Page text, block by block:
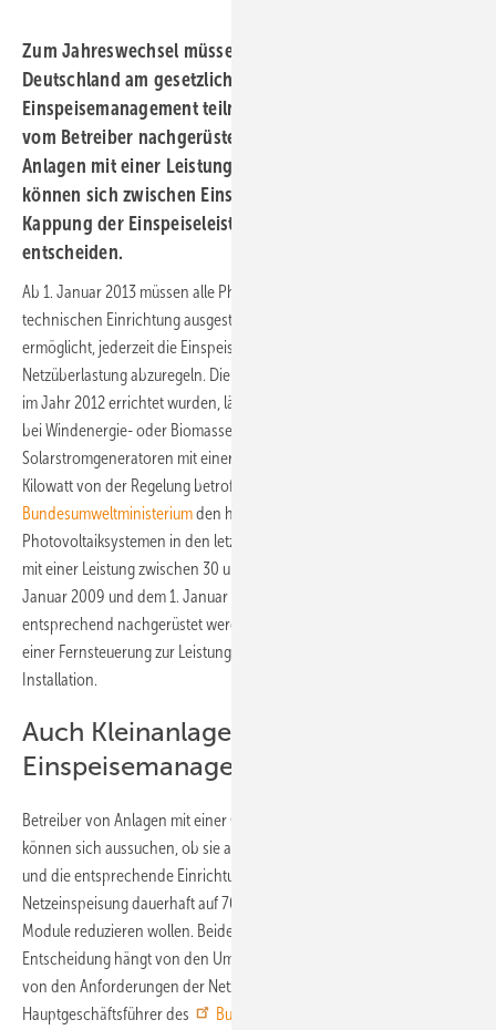
Zum Jahreswechsel müssen alle Photovoltaikanlagen in
Deutschland am gesetzlich vorgeschriebenen
Einspeisemanagement teilnehmen. Die Systeme müssen
vom Betreiber nachgerüstet werden. Betreiber von
Anlagen mit einer Leistung von weniger als 30 Kilowatt
können sich zwischen Einspeisemanagement und
Kappung der Einspeiseleistung auf 70 Prozent
entscheiden.
Ab 1. Januar 2013 müssen alle Photovoltaikanlagen mit einer
technischen Einrichtung ausgestattet sein, die es dem Netzbetreiber
ermöglicht, jederzeit die Einspeiseleistung einzelner Anlagen bei
Netzüberlastung abzuregeln. Die bisherige Schonfrist für Anlagen, die
im Jahr 2012 errichtet wurden, läuft in wenigen Tagen aus. Anders als
bei Windenergie- oder Biomasseanlagen, sind auch
Solarstromgeneratoren mit einer Leistung von weniger als 100
Kilowatt von der Regelung betroffen. Als Grund dafür nennt das
Bundesumweltministeriumden hohen Zubau von
Photovoltaiksystemen in den letzten Jahren. Solarstromgeneratoren
mit einer Leistung zwischen 30 und 100 Kilowatt, die zwischen dem 1.
Januar 2009 und dem 1. Januar 2012 errichtet wurden, müssen
entsprechend nachgerüstet werden. Seither ist die Ausrüstung mit
einer Fernsteuerung zur Leistungsabregelung Standard bei der
Installation.
Auch Kleinanlagen werden ins
Einspeisemanagement einbezogen
Betreiber von Anlagen mit einer Gesamtleistung bis zu 30 Kilowatt
können sich aussuchen, ob sie am Einspeisemanagement teilnehmen
und die entsprechende Einrichtung einbauen oder die
Netzeinspeisung dauerhaft auf 70 Prozent der Nennleistung der
Module reduzieren wollen. Beide Varianten haben ihren Reiz. „Die
Entscheidung hängt von den Umständen im Einzelfall ab, zum Beispiel
von den Anforderungen der Netzbetreiber", erklärt Carsten Körnig,
Hauptgeschäftsführer des
Bundesverbandes Solarwirtschaft